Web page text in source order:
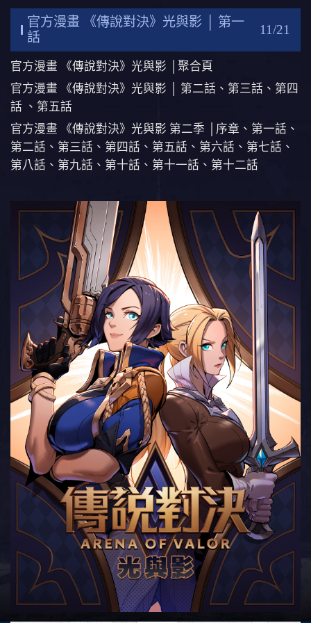
官方漫畫 《傳說對決》光與影 │ 第一
話
11/21
官方漫畫 《傳說對決》光與影 │ 聚合頁
官方漫畫 《傳說對決》光與影 │ 第二話 、 第三話 、 第四
話 、 第五話
官方漫畫 《傳說對決》光與影 第二季 │ 序章 、 第一話 、
第二話 、 第三話 、 第四話 、 第五話 、 第六話 、 第七話 、
第八話 、 第九話 、 第十話 、 第十一話 、 第十二話